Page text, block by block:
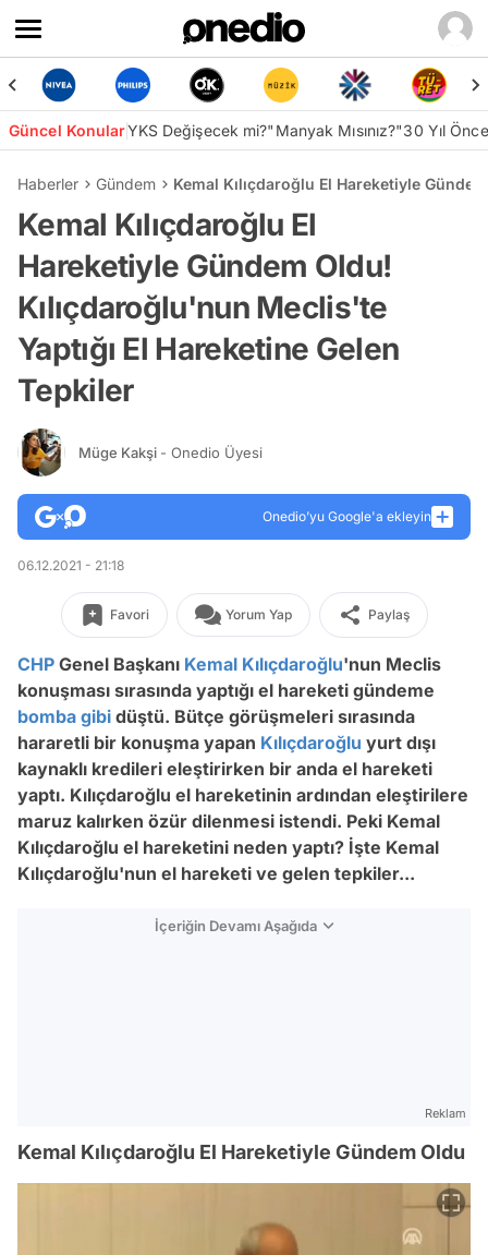
Güncel KonularYKS Değişecek mi?"Manyak Mısınız?"30 Yıl
Haberler Gündem Kemal Kılıçdaroğlu El Hareketiyle
Kemal Kılıçdaroğlu El
Hareketiyle Gündem Oldu!
Kılıçdaroğlu'nun Meclis'te
Yaptığı El Hareketine Gelen
Tepkiler
Müge Kakşi - Onedio Üyesi
Onedio’yu Google'a ekleyin
06.12.2021 - 21:18
Favori Yorum Yap Paylaş
CHP Genel Başkanı Kemal Kılıçdaroğlu'nun Meclis
konuşması sırasında yaptığı el hareketi gündeme
bomba gibi düştü. Bütçe görüşmeleri sırasında
hararetli bir konuşma yapan Kılıçdaroğlu yurt dışı
kaynaklı kredileri eleştirirken bir anda el hareketi
yaptı. Kılıçdaroğlu el hareketinin ardından eleştirilere
maruz kalırken özür dilenmesi istendi. Peki Kemal
Kılıçdaroğlu el hareketini neden yaptı? İşte Kemal
Kılıçdaroğlu'nun el hareketi ve gelen tepkiler...
İçeriğin Devamı Aşağıda
Reklam
Kemal Kılıçdaroğlu El Hareketiyle Gündem Oldu